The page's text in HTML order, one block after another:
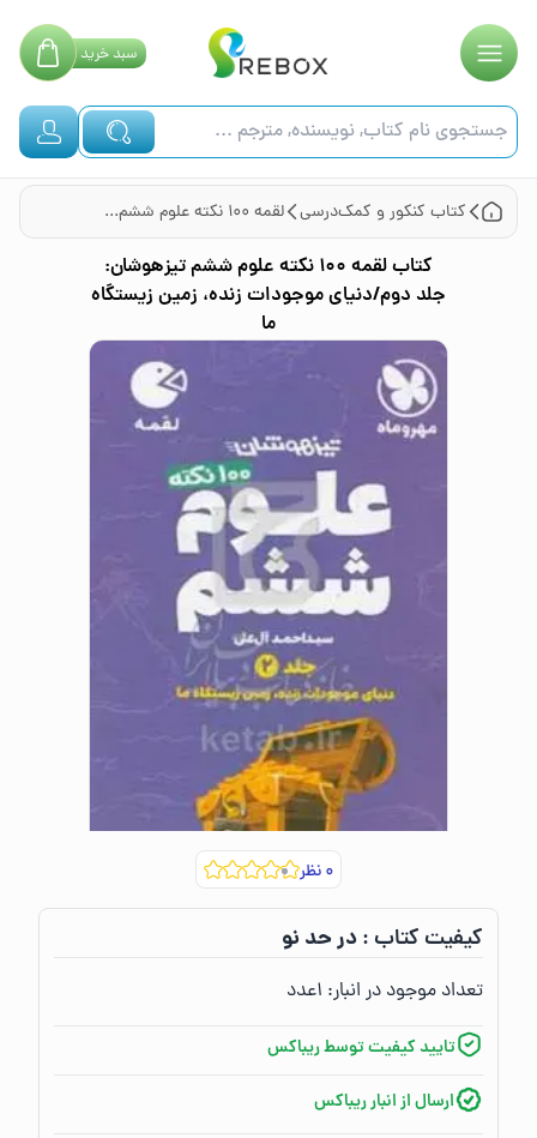
سبدخرید
کتاب کنکور و کمک‌درسی لقمه ۱۰۰ نکته علوم ششم تیزهوشان: جلد دوم/دنیای موجودات زنده، زمین زیستگاه ما
کتاب
لقمه ۱۰۰ نکته علوم ششم تیزهوشان:
جلد دوم/دنیای موجودات زنده، زمین زیستگاه
ما
۰نظر
کیفیت کتاب :‌در حد نو
تعداد موجود در انبار:‌ ۱عدد
تایید کیفیت توسط ریباکس
ارسال از انبار ریباکس